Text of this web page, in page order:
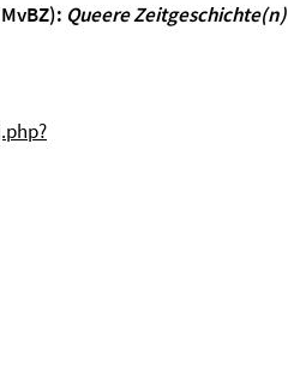
Queere Zeitgeschichte(n)